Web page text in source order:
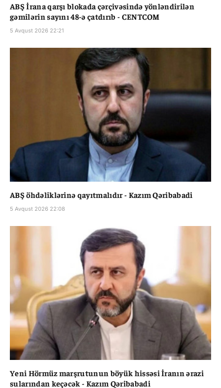
ABŞ İrana qarşı blokada çərçivəsində yönləndirilən
gəmilərin sayını 48-ə çatdırıb - CENTCOM
5 Avqust 2026 22:21
ABŞ öhdəliklərinə qayıtmalıdır - Kazım Qəribabadi
5 Avqust 2026 22:08
Yeni Hörmüz marşrutunun böyük hissəsi İranın ərazi
sularından keçəcək - Kazım Qəribabadi